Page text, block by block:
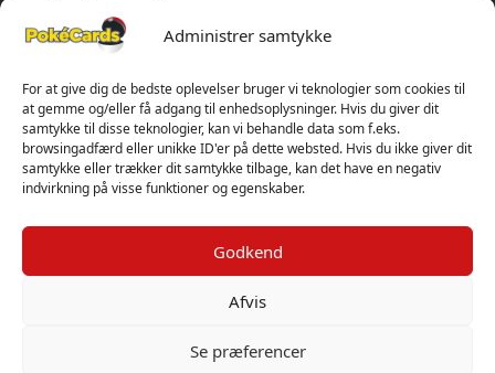
Administrer samtykke
For at give dig de bedste oplevelser bruger vi teknologier som cookies til
at gemme og/eller få adgang til enhedsoplysninger. Hvis du giver dit
samtykke til disse teknologier, kan vi behandle data som f.eks.
browsingadfærd eller unikke ID'er på dette websted. Hvis du ikke giver dit
samtykke eller trækker dit samtykke tilbage, kan det have en negativ
indvirkning på visse funktioner og egenskaber.
Godkend
Afvis
Se præferencer
Handelsbetingelser
Cookiepolitik
Vi har kun 5-stjernet anmeldelser på Trustpilot